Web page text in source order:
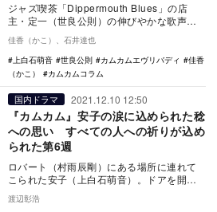
ジャズ喫茶「Dippermouth Blues」の店
主・定一（世良公則）の伸びやかな歌声と
安子（上白石萌音）の泣き笑いで幕を閉
じ…
佳香（かこ）、石井達也
上白石萌音
世良公則 カムカムエヴリバディ
佳香
（かこ）
カムカムコラム
国内ドラマ 2021.12.10 12:50
『カムカム』安子の涙に込められた稔
への思い すべての人への祈りが込め
られた第6週
ロバート（村雨辰剛）にある場所に連れて
こられた安子（上白石萌音）。ドアを開け
るとそこには小さなアメリカとも呼ぶべ
き、進駐軍のクラ…
渡辺彰浩